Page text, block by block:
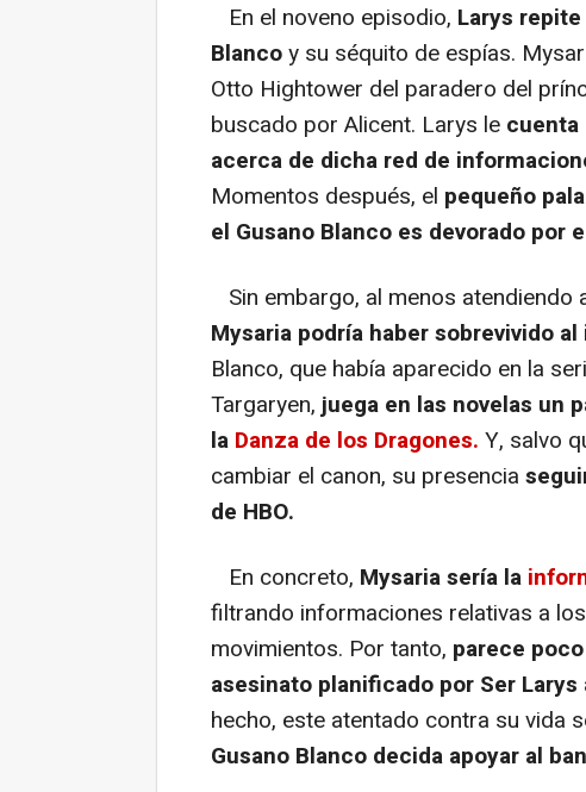
En el noveno episodio, Larys
Blancoy su séquito de espías.
Otto Hightower del paradero del
buscado por Alicent. Larys le cuenta
acerca de dicha red de
Momentos después, el pequeño
el Gusano Blanco es devorado por
Sin embargo, al menos atendiendo
Mysaria podría haber sobrevivido
Blanco, que había aparecido en la
Targaryen,juega en las novelas un
la Danza de los Dragones. Y, salvo
cambiar el canon, su presencia
de HBO.
En concreto, Mysaria sería la
filtrando informaciones relativas a
movimientos. Por tanto, parece
asesinato planificado por Ser
hecho, este atentado contra su vida
Gusano Blanco decida apoyar al